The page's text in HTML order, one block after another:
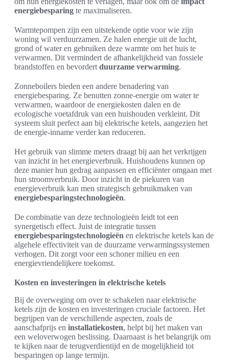
energiebesparing te maximaliseren.
Warmtepompen zijn een uitstekende optie voor wie zijn
woning wil verduurzamen. Ze halen energie uit de lucht,
grond of water en gebruiken deze warmte om het huis te
verwarmen. Dit vermindert de afhankelijkheid van fossiele
brandstoffen en bevordert duurzame verwarming.
Zonneboilers bieden een andere benadering van
energiebesparing. Ze benutten zonne-energie om water te
verwarmen, waardoor de energiekosten dalen en de
ecologische voetafdruk van een huishouden verkleint. Dit
systeem sluit perfect aan bij elektrische ketels, aangezien het
de energie-inname verder kan reduceren.
Het gebruik van slimme meters draagt bij aan het verkrijgen
van inzicht in het energieverbruik. Huishoudens kunnen op
deze manier hun gedrag aanpassen en efficiënter omgaan met
hun stroomverbruik. Door inzicht in de piekuren van
energieverbruik kan men strategisch gebruikmaken van
energiebesparingstechnologieën.
De combinatie van deze technologieën leidt tot een
synergetisch effect. Juist de integratie tussen
energiebesparingstechnologieën en elektrische ketels kan de
algehele effectiviteit van de duurzame verwarmingssystemen
verhogen. Dit zorgt voor een schoner milieu en een
energievriendelijkere toekomst.
Kosten en investeringen in elektrische ketels
Bij de overweging om over te schakelen naar elektrische
ketels zijn de kosten en investeringen cruciale factoren. Het
begrijpen van de verschillende aspecten, zoals de
aanschafprijs en installatiekosten, helpt bij het maken van
een weloverwogen beslissing. Daarnaast is het belangrijk om
te kijken naar de terugverdientijd en de mogelijkheid tot
besparingen op lange termijn.